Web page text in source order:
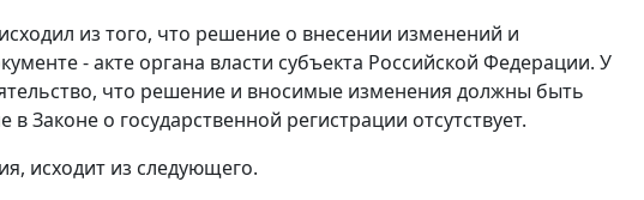
из того, что решение о внесении изменений и
- акте органа власти субъекта Российской Федерации. У
что решение и вносимые изменения должны быть
о государственной регистрации отсутствует.
исходит из следующего.